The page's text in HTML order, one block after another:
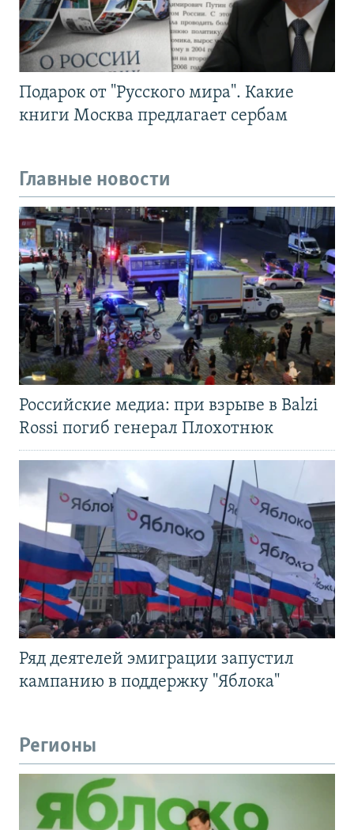
Подарок от "Русского мира". Какие
книги Москва предлагает сербам
Главные новости
Российские медиа: при взрыве в Balzi
Rossi погиб генерал Плохотнюк
Ряд деятелей эмиграции запустил
кампанию в поддержку "Яблока"
Регионы